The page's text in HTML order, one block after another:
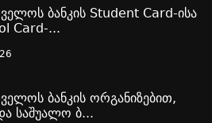
ბანკის Student Card-ისა
Card-...
ბანკის ორგანიზებით,
საშუალო ბ...